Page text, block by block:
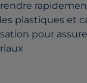
plastiques et
pour